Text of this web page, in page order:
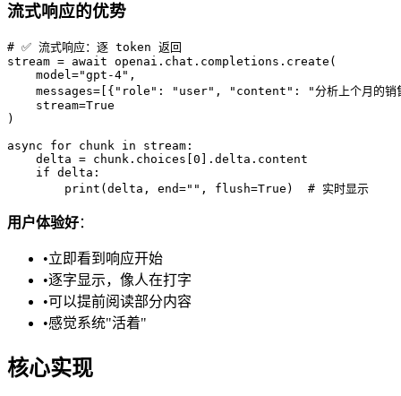
流式响应的优势
# ✅ 流式响应：逐 token 返回
stream = await openai.chat.completions.create(
    model="gpt-4",
messages=[{"role": "user", "content": "分析上个月的销
    stream=True
)
async for chunk in stream:
    delta = chunk.choices[0].delta.content
    if delta:
用户体验好：
•立即看到响应开始
•逐字显示，像人在打字
•可以提前阅读部分内容
•感觉系统"活着"
核心实现